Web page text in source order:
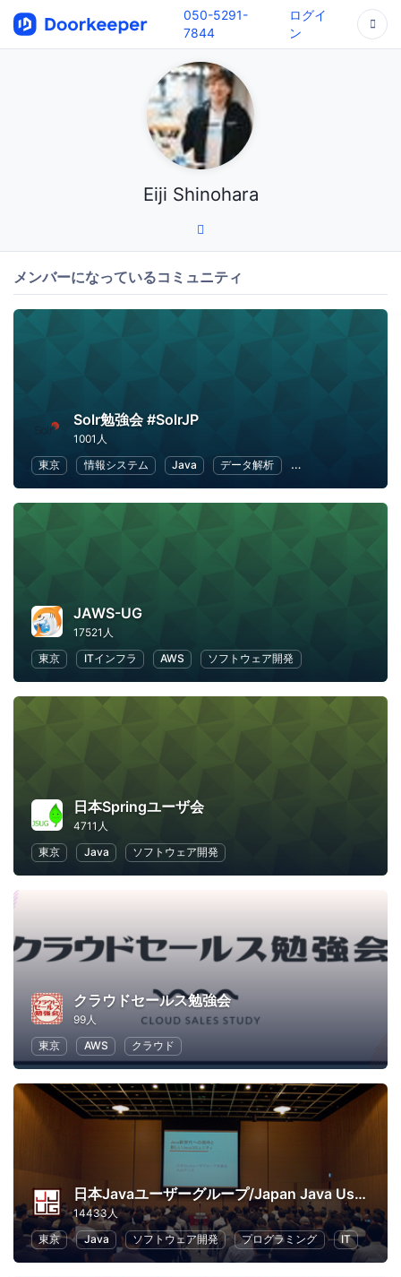
050-5291-
7844
ログイ
ン
Eiji Shinohara
メンバーになっているコミュニティ
Solr勉強会 #SolrJP
1001人
東京
情報システム Java データ解析 ITインフラ
JAWS-UG
17521人
東京
ITインフラ AWS ソフトウェア開発
日本Springユーザ会
4711人
東京
Java ソフトウェア開発
クラウドセールス勉強会
99人
東京
AWS クラウド
日本Javaユーザーグループ/Japan Java User Group
14433人
東京
Java ソフトウェア開発 プログラミング IT